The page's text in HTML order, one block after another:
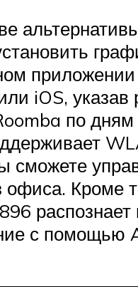
iOS, указав
по
сможете
офиса. Кроме
распознает
с помощью